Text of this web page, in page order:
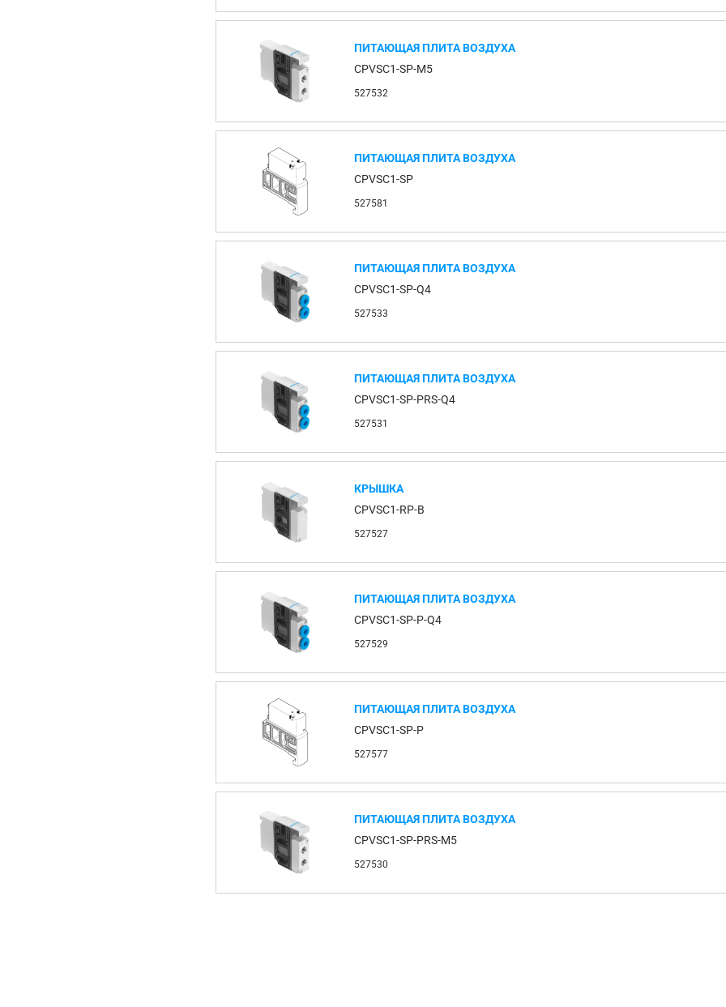
ПИТАЮЩАЯ ПЛИТА ВОЗДУХА
CPVSC1-SP-M5
527532
ПИТАЮЩАЯ ПЛИТА ВОЗДУХА
CPVSC1-SP
527581
ПИТАЮЩАЯ ПЛИТА ВОЗДУХА
CPVSC1-SP-Q4
527533
ПИТАЮЩАЯ ПЛИТА ВОЗДУХА
CPVSC1-SP-PRS-Q4
527531
КРЫШКА
CPVSC1-RP-B
527527
ПИТАЮЩАЯ ПЛИТА ВОЗДУХА
CPVSC1-SP-P-Q4
527529
ПИТАЮЩАЯ ПЛИТА ВОЗДУХА
CPVSC1-SP-P
527577
ПИТАЮЩАЯ ПЛИТА ВОЗДУХА
CPVSC1-SP-PRS-M5
527530